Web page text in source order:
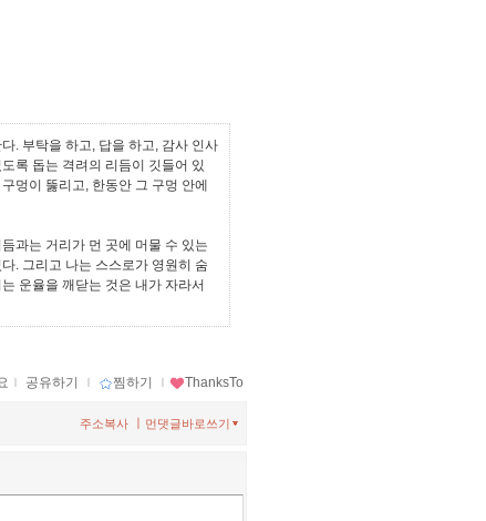
. 부탁을 하고, 답을 하고, 감사 인사
록 돕는 격려의 리듬이 깃들어 있
멍이 뚫리고, 한동안 그 구멍 안에
과는 거리가 먼 곳에 머물 수 있는
. 그리고 나는 스스로가 영원히 숨
운율을 깨닫는 것은 내가 자라서
ｌ 공유하기 ｌ 찜하기 ｌ ThanksTo
먼댓글바로쓰기
주소복사 ㅣ